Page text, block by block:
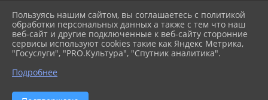
2026 г. cdt-anapa.ru
Вход
Карта сайта
Политика обработки персональных данных
Сделано на KubCMS
Пользуясь нашим сайтом, вы соглашаетесь с политикой
обработки персональных данных а также с тем что наш
веб-сайт и другие подключенные к веб-сайту сторонние
сервисы используют cookies такие как Яндекс Метрика,
"Госуслуги", "PRO.Культура", "Спутник аналитика".
Подробнее